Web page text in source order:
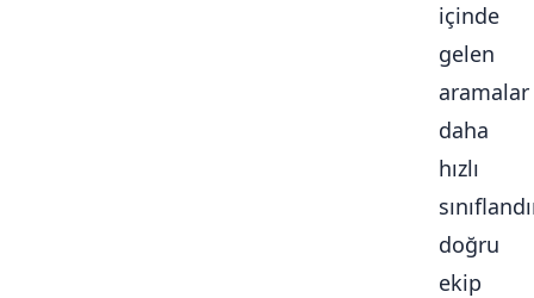
içinde
gelen
aramalar
daha
hızlı
doğru
ekip